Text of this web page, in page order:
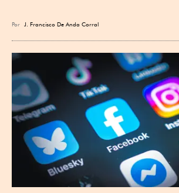
Por J. Francisco De Anda Corral